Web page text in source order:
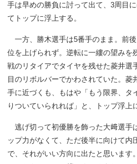
手は早めの勝負に討って出て、3周目
てトップに浮上する。
一方、勝木選手は5番手のまま。前
位を上げられず。逆転に一縷の望みを
戦のリタイアでタイヤを残せた菱井選
目のリボルバーでかわされていた。菱
手に近づくも、もはや「もう限界、タ
りついていられれば」と、トップ浮上
逃げ切って初優勝を飾った大﨑選手
ップ力がなくて、ただ後半に向けて内
で、それがいい方向に出たと思います